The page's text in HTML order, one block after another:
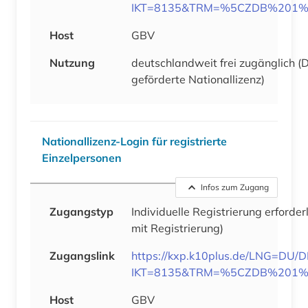
Host
GBV
Nutzung
deutschlandweit frei zugänglich
geförderte Nationallizenz)
Nationallizenz-Login für registrierte
Einzelpersonen
Infos zum Zugang
Zugangstyp
Individuelle Registrierung
mit Registrierung)
Zugangslink
https://kxp.k10plus.de/LNG=DU/
Host
GBV